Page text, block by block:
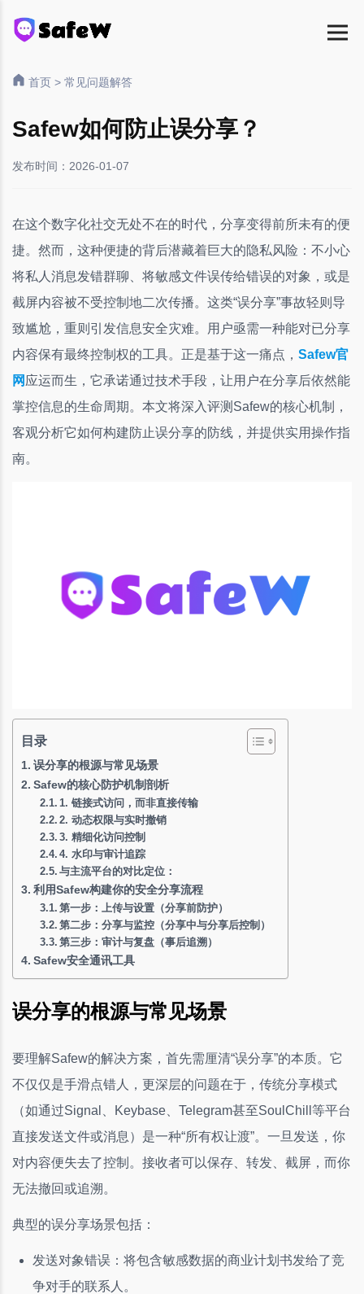
首页 > 常见问题解答
Safew如何防止误分享？
发布时间：2026-01-07
在这个数字化社交无处不在的时代，分享变得前所未有的便
捷。然而，这种便捷的背后潜藏着巨大的隐私风险：不小心
将私人消息发错群聊、将敏感文件误传给错误的对象，或是
截屏内容被不受控制地二次传播。这类“误分享”事故轻则导
致尴尬，重则引发信息安全灾难。用户亟需一种能对已分享
内容保有最终控制权的工具。正是基于这一痛点， Safew官
网应运而生，它承诺通过技术手段，让用户在分享后依然能
掌控信息的生命周期。本文将深入评测Safew的核心机制，
客观分析它如何构建防止误分享的防线，并提供实用操作指
南。
目录
误分享的根源与常见场景
Safew的核心防护机制剖析
1. 链接式访问，而非直接传输
2. 动态权限与实时撤销
3. 精细化访问控制
4. 水印与审计追踪
与主流平台的对比定位：
利用Safew构建你的安全分享流程
第一步：上传与设置（分享前防护）
第二步：分享与监控（分享中与分享后控制）
第三步：审计与复盘（事后追溯）
Safew安全通讯工具
误分享的根源与常见场景
要理解Safew的解决方案，首先需厘清“误分享”的本质。它
不仅仅是手滑点错人，更深层的问题在于，传统分享模式
（如通过Signal、Keybase、Telegram甚至SoulChill等平台
直接发送文件或消息）是一种“所有权让渡”。一旦发送，你
对内容便失去了控制。接收者可以保存、转发、截屏，而你
无法撤回或追溯。
典型的误分享场景包括：
发送对象错误：将包含敏感数据的商业计划书发给了竞
争对手的联系人。